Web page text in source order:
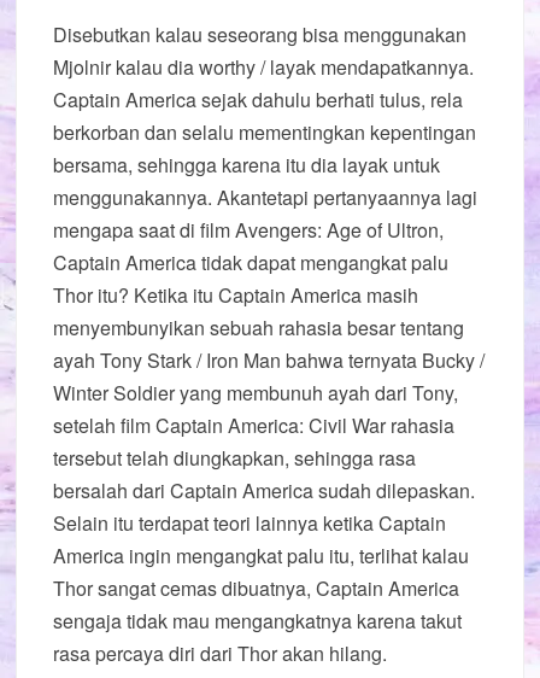
Disebutkan kalau seseorang bisa menggunakan
Mjolnir kalau dia worthy / layak mendapatkannya.
Captain America sejak dahulu berhati tulus, rela
berkorban dan selalu mementingkan kepentingan
bersama, sehingga karena itu dia layak untuk
menggunakannya. Akantetapi pertanyaannya lagi
mengapa saat di film Avengers: Age of Ultron,
Captain America tidak dapat mengangkat palu
Thor itu? Ketika itu Captain America masih
menyembunyikan sebuah rahasia besar tentang
ayah Tony Stark / Iron Man bahwa ternyata Bucky /
Winter Soldier yang membunuh ayah dari Tony,
setelah film Captain America: Civil War rahasia
tersebut telah diungkapkan, sehingga rasa
bersalah dari Captain America sudah dilepaskan.
Selain itu terdapat teori lainnya ketika Captain
America ingin mengangkat palu itu, terlihat kalau
Thor sangat cemas dibuatnya, Captain America
sengaja tidak mau mengangkatnya karena takut
rasa percaya diri dari Thor akan hilang.